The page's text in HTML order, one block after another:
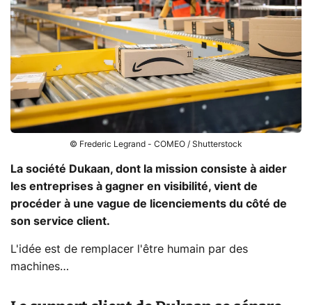
© Frederic Legrand - COMEO / Shutterstock
La société Dukaan, dont la mission consiste à aider
les entreprises à gagner en visibilité, vient de
procéder à une vague de licenciements du côté de
son service client.
L'idée est de remplacer l'être humain par des
machines…